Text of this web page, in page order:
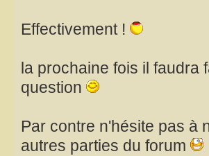
Effectivement !
la prochaine fois il
question
Par contre n'hésite pas à
autres parties du forum